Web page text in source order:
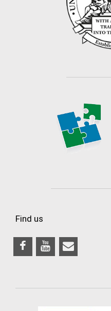
Find us